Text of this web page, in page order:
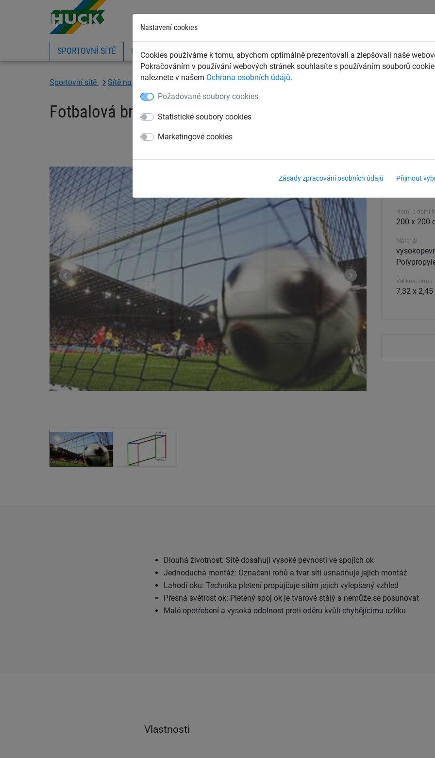
Nastavení cookies
Cookies používáme k tomu, abychom optimálně prezentovali a zlepšovali naše
Pokračováním v používání webových stránek souhlasíte s používáním souborů
naleznete v našem Ochrana osobních údajů.
Požadované soubory cookies
Statistické soubory cookies
Marketingové cookies
Zásady zpracování osobních údajů Přijmout
SPORTOVNÍ SÍTĚ OCHRANNÉ SÍTĚ A PLACHTY ZÁCHYTNÉ BEZPEČNOSTNÍ SÍTĚ DĚTSKÁ LANOVÁ
Sportovní sítě Sítě na fotbal Fotbalové brankové sítě
Fotbalová branková síť 3 mm, polypropylen
Síla materiálu
Horní a dolní
200 x 200
Materiál
Velikost rámu
7,32 x 2,45
Dlouhá životnost: Sítě dosahují vysoké pevnosti ve spojích ok
Jednoduchá montáž: Označení rohů a tvar sítí usnadňuje jejich montáž
Lahodí oku: Technika pletení propůjčuje sítím jejich vylepšený vzhled
Přesná světlost ok: Pletený spoj ok je tvarově stálý a nemůže se posunovat
Malé opotřebení a vysoká odolnost proti oděru kvůli chybějícímu uzlíku
Vlastnosti